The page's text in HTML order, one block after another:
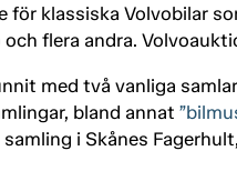
för klassiska Volvobilar
och flera andra.
med två vanliga
bland annat
samling i Skånes